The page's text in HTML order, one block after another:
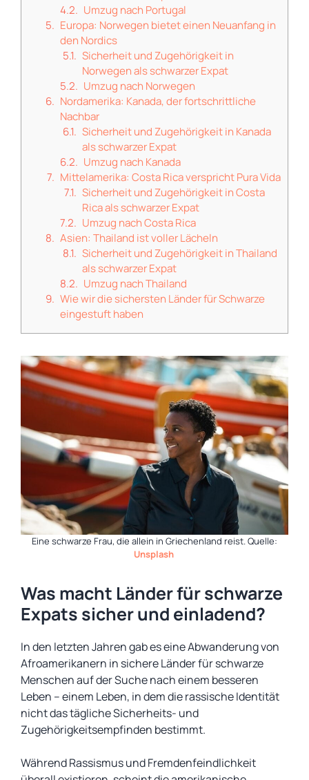
Umzug nach Portugal
Europa: Norwegen bietet einen Neuanfang in
den Nordics
Sicherheit und Zugehörigkeit in
Norwegen als schwarzer Expat
Umzug nach Norwegen
Nordamerika: Kanada, der fortschrittliche
Nachbar
Sicherheit und Zugehörigkeit in Kanada
als schwarzer Expat
Umzug nach Kanada
Mittelamerika: Costa Rica verspricht Pura Vida
Sicherheit und Zugehörigkeit in Costa
Rica als schwarzer Expat
Umzug nach Costa Rica
Asien: Thailand ist voller Lächeln
Sicherheit und Zugehörigkeit in Thailand
als schwarzer Expat
Umzug nach Thailand
Wie wir die sichersten Länder für Schwarze
eingestuft haben
Eine schwarze Frau, die allein in Griechenland reist. Quelle:
Unsplash
Was macht Länder für schwarze
Expats sicher und einladend?
In den letzten Jahren gab es eine Abwanderung von
Afroamerikanern in sichere Länder für schwarze
Menschen auf der Suche nach einem besseren
Leben – einem Leben, in dem die rassische Identität
nicht das tägliche Sicherheits- und
Zugehörigkeitsempfinden bestimmt.
Während Rassismus und Fremdenfeindlichkeit